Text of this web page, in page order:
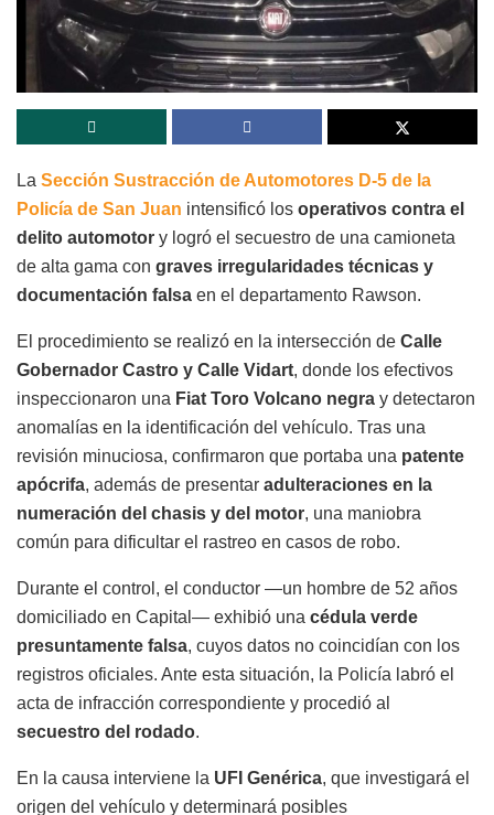
La Sección Sustracción de Automotores D-5 de la
Policía de San Juan intensificó los operativos contra el
delito automotor y logró el secuestro de una camioneta
de alta gama con graves irregularidades técnicas y
documentación falsa en el departamento Rawson.
El procedimiento se realizó en la intersección de Calle
Gobernador Castro y Calle Vidart, donde los efectivos
inspeccionaron una Fiat Toro Volcano negra y detectaron
anomalías en la identificación del vehículo. Tras una
revisión minuciosa, confirmaron que portaba una patente
apócrifa, además de presentar adulteraciones en la
numeración del chasis y del motor, una maniobra
común para dificultar el rastreo en casos de robo.
Durante el control, el conductor —un hombre de 52 años
domiciliado en Capital— exhibió una cédula verde
presuntamente falsa, cuyos datos no coincidían con los
registros oficiales. Ante esta situación, la Policía labró el
acta de infracción correspondiente y procedió al
secuestro del rodado.
En la causa interviene la UFI Genérica, que investigará el
origen del vehículo y determinará posibles